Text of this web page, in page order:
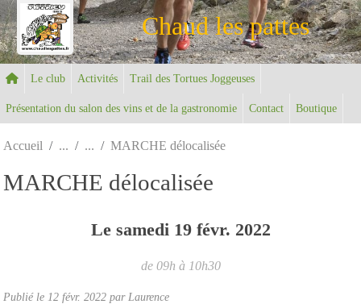
Chaud les pattes
Le club Activités Trail des Tortues Joggeuses
Présentation du salon des vins et de la gastronomie Contact Boutique
Accueil MARCHE délocalisée
MARCHE délocalisée
Le samedi 19 févr. 2022
de 09h à 10h30
Publié le 12 févr. 2022 par Laurence
Panneau de gestion des cookies